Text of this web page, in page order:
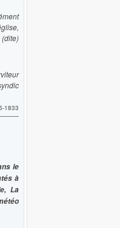
1833
le
à
La